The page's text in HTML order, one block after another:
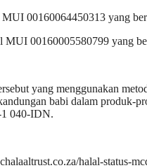
00160064450313 yang
00160005580799 yang
yang menggunakan
babi dalam produk-
040-IDN.
halal-status-